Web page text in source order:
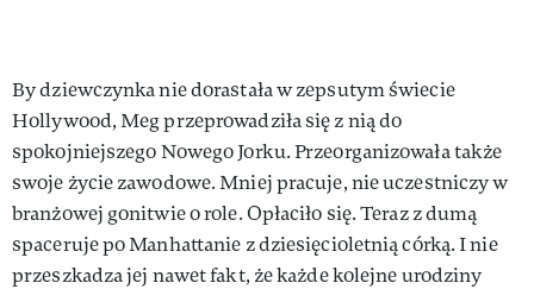
By dziewczynka nie dorastała w zepsutym świecie
Hollywood, Meg przeprowadziła się z nią do
spokojniejszego Nowego Jorku. Przeorganizowała także
swoje życie zawodowe. Mniej pracuje, nie uczestniczy w
branżowej gonitwie o role. Opłaciło się. Teraz z dumą
spaceruje po Manhattanie z dziesięcioletnią córką. I nie
przeszkadza jej nawet fakt, że każde kolejne urodziny